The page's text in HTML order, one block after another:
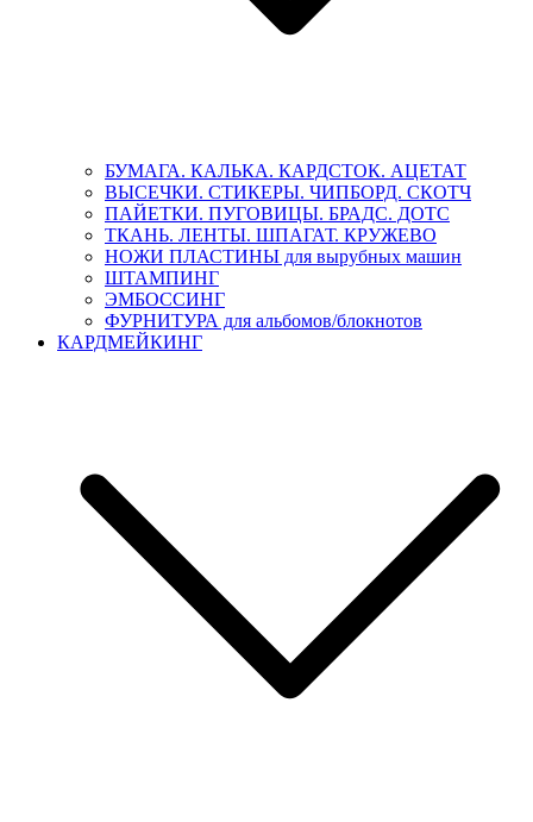
БУМАГА. КАЛЬКА. КАРДСТОК. АЦЕТАТ
ВЫСЕЧКИ. СТИКЕРЫ. ЧИПБОРД. СКОТЧ
ПАЙЕТКИ. ПУГОВИЦЫ. БРАДС. ДОТС
ТКАНЬ. ЛЕНТЫ. ШПАГАТ. КРУЖЕВО
НОЖИ ПЛАСТИНЫ для вырубных машин
ШТАМПИНГ
ЭМБОССИНГ
ФУРНИТУРА для альбомов/блокнотов
КАРДМЕЙКИНГ